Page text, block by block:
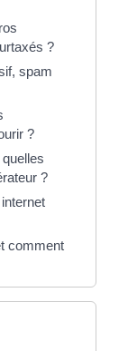
?
spam
?
?
comment